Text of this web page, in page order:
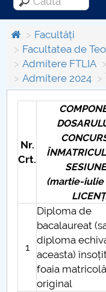
Despre Universitate
Centrul de
Consiliul de
Nr. de telefon si
Admitere
Români de
Senat
Facultăți
Facultăți
Facultatea de
Admitere FTLIA
Admitere 2024
Nr.
Crt.
(martie-iulie
1
Diploma de
bacalaureat
diploma
aceasta)
foaia
original